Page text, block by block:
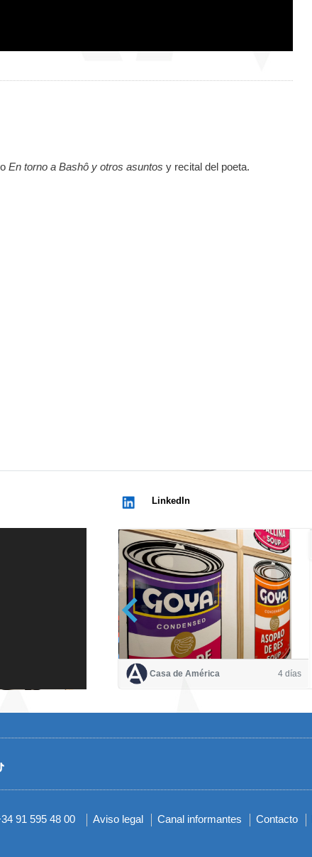
En torno a Bashô y otros asuntos y recital del poeta.
LinkedIn
Casa de América 4 días
91 595 48 00
Menú
Aviso legal Canal informantes Contacto